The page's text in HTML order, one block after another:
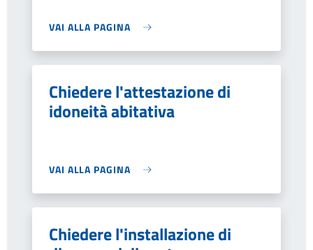
VAI ALLA PAGINA
Chiedere l'attestazione di
idoneità abitativa
VAI ALLA PAGINA
Chiedere l'installazione di